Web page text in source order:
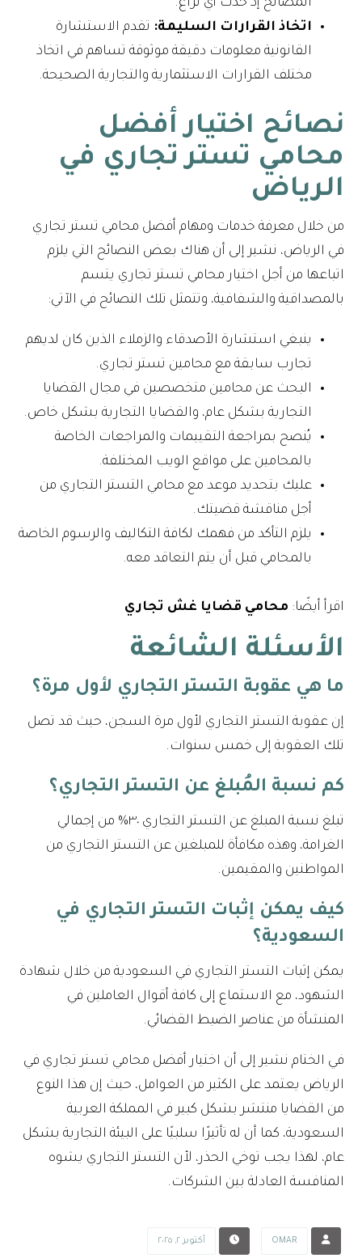
المصالح إذ حدث أي نزاع.
اتخاذ القرارات السليمة: تقدم الاستشارة
القانونية معلومات دقيقة موثوقة تساهم في اتخاذ
مختلف القرارات الاستثمارية والتجارية الصحيحة.
نصائح اختيار أفضل
محامي تستر تجاري في
الرياض
من خلال معرفة خدمات ومهام أفضل محامي تستر تجاري
في الرياض، نشير إلى أن هناك بعض النصائح التي يلزم
اتباعها من أجل اختيار محامي تستر تجاري يتسم
بالمصداقية والشفافية، وتتمثل تلك النصائح في الآتي:
ينبغي استشارة الأصدقاء والزملاء الذين كان لديهم
تجارب سابقة مع محامين تستر تجاري.
البحث عن محامين متخصصين في مجال القضايا
التجارية بشكل عام، والقضايا التجارية بشكل خاص.
يُنصح بمراجعة التقييمات والمراجعات الخاصة
بالمحامين على مواقع الويب المختلفة.
عليك بتحديد موعد مع محامي التستر التجاري من
أجل مناقشة قضيتك.
يلزم التأكد من فهمك لكافة التكاليف والرسوم الخاصة
بالمحامي قبل أن يتم التعاقد معه.
اقرأ أيضًا: محامي قضايا غش تجاري
الأسئلة الشائعة
ما هي عقوبة التستر التجاري لأول مرة؟
إن عقوبة التستر التجاري لأول مرة السجن، حيث قد تصل
تلك العقوبة إلى خمس سنوات.
كم نسبة المُبلغ عن التستر التجاري؟
تبلغ نسبة المبلغ عن التستر التجاري ٣٠% من إجمالي
الغرامة، وهذه مكافأة للمبلغين عن التستر التجاري من
المواطنين والمقيمين.
كيف يمكن إثبات التستر التجاري في
السعودية؟
يمكن إثبات التستر التجاري في السعودية من خلال شهادة
الشهود، مع الاستماع إلى كافة أقوال العاملين في
المنشأة من عناصر الضبط القضائي.
في الختام نشير إلى أن اختيار أفضل محامي تستر تجاري في
الرياض يعتمد على الكثير من العوامل، حيث إن هذا النوع
من القضايا منتشر بشكل كبير في المملكة العربية
السعودية، كما أن له تأثيرًا سلبيًا على البيئة التجارية بشكل
عام، لهذا يجب توخي الحذر، لأن التستر التجاري يشوه
المنافسة العادلة بين الشركات.
OMAR أكتوبر ٢, ٢٠٢٥